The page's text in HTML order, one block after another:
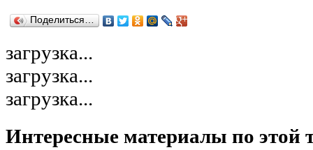
Поделиться…
загрузка...
загрузка...
загрузка...
Интересные материалы по этой